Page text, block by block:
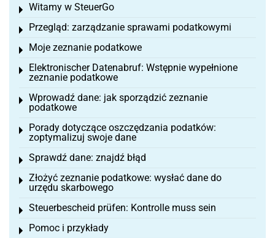
Witamy w SteuerGo
Toggle menu
Przegląd: zarządzanie sprawami podatkowymi
Toggle menu
Moje zeznanie podatkowe
Toggle menu
Elektronischer Datenabruf: Wstępnie wypełnione
zeznanie podatkowe
Toggle menu
Wprowadź dane: jak sporządzić zeznanie
podatkowe
Toggle menu
Porady dotyczące oszczędzania podatków:
zoptymalizuj swoje dane
Toggle menu
Sprawdź dane: znajdź błąd
Toggle menu
Złożyć zeznanie podatkowe: wysłać dane do
urzędu skarbowego
Toggle menu
Steuerbescheid prüfen: Kontrolle muss sein
Toggle menu
Pomoc i przykłady
Toggle menu